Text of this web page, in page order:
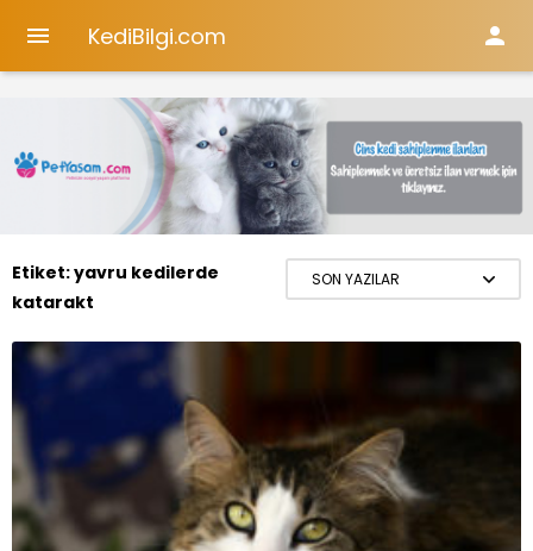
 KediBilgi.com 
Etiket:yavru kedilerde
katarakt